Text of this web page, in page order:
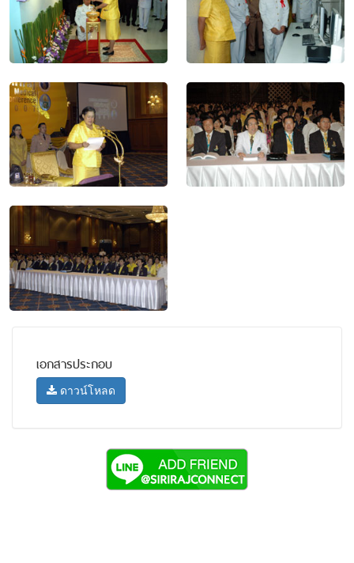
เอกสารประกอบ
ดาวน์โหลด